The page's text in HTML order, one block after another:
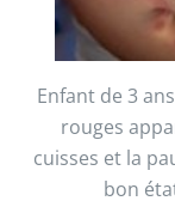
Enfant de 3
rouges
cuisses et la
bon